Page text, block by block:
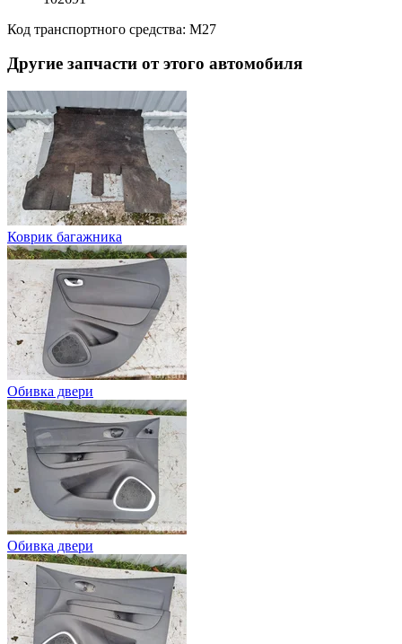
Код транспортного средства: M27
Другие запчасти от этого автомобиля
Коврик багажника
Обивка двери
Обивка двери